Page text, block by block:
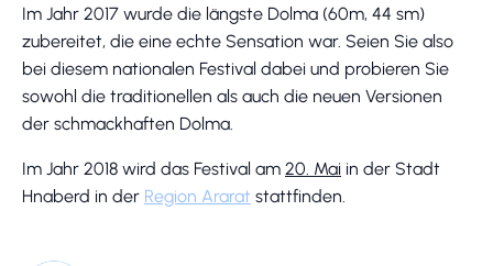
Im Jahr 2017 wurde die längste Dolma (60m, 44 sm)
zubereitet, die eine echte Sensation war. Seien Sie also
bei diesem nationalen Festival dabei und probieren Sie
sowohl die traditionellen als auch die neuen Versionen
der schmackhaften Dolma.
Im Jahr 2018 wird das Festival am 20. Mai in der Stadt
Hnaberd in der Region Ararat stattfinden.